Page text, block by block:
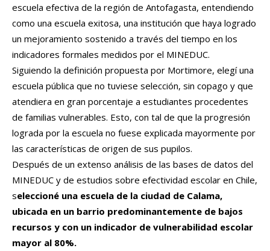
escuela efectiva de la región de Antofagasta, entendiendo
como una escuela exitosa, una institución que haya logrado
un mejoramiento sostenido a través del tiempo en los
indicadores formales medidos por el MINEDUC.
Siguiendo la definición propuesta por Mortimore, elegí una
escuela pública que no tuviese selección, sin copago y que
atendiera en gran porcentaje a estudiantes procedentes
de familias vulnerables. Esto, con tal de que la progresión
lograda por la escuela no fuese explicada mayormente por
las características de origen de sus pupilos.
Después de un extenso análisis de las bases de datos del
MINEDUC y de estudios sobre efectividad escolar en Chile,
seleccioné una escuela de la ciudad de Calama,
ubicada en un barrio predominantemente de bajos
recursos y con un indicador de vulnerabilidad escolar
mayor al 80%.